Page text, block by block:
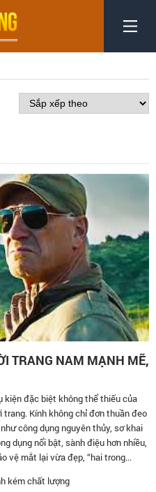
TRANG NAM MẠNH MẼ,
kiện đặc biệt không thể thiếu của
Kính không chỉ đơn thuần đeo
công dụng nguyên thủy, sơ khai
dụng nổi bật, sành điệu hơn nhiều,
vệ mắt lại vừa đẹp, “hai trong...
kém chất lượng